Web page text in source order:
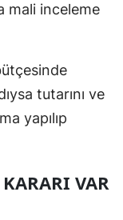
mali inceleme
tutarını ve
yapılıp
VAR